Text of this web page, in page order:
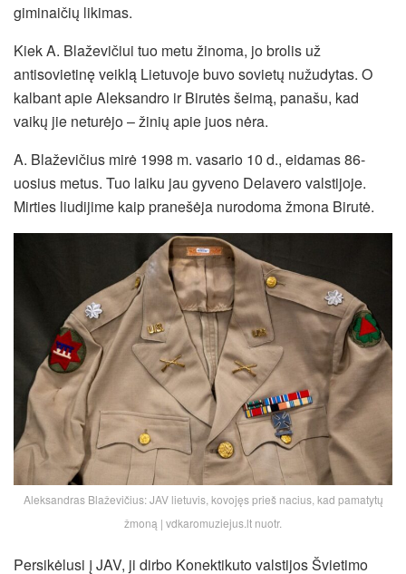
giminaičių likimas.
Kiek A. Blaževičiui tuo metu žinoma, jo brolis už
antisovietinę veiklą Lietuvoje buvo sovietų nužudytas. O
kalbant apie Aleksandro ir Birutės šeimą, panašu, kad
vaikų jie neturėjo – žinių apie juos nėra.
A. Blaževičius mirė 1998 m. vasario 10 d., eidamas 86-
uosius metus. Tuo laiku jau gyveno Delavero valstijoje.
Mirties liudijime kaip pranešėja nurodoma žmona Birutė.
Aleksandras Blaževičius: JAV lietuvis, kovojęs prieš nacius, kad pamatytų
žmoną | vdkaromuziejus.lt nuotr.
Persikėlusi į JAV, ji dirbo Konektikuto valstijos Švietimo